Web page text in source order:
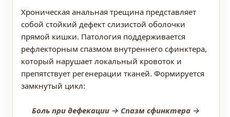
Хроническая анальная трещина представляет
собой стойкий дефект слизистой оболочки
прямой кишки. Патология поддерживается
рефлекторным спазмом внутреннего сфинктера,
который нарушает локальный кровоток и
препятствует регенерации тканей. Формируется
замкнутый цикл:
Боль при дефекации → Спазм сфинктера →